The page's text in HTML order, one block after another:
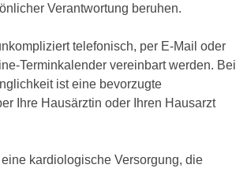
Verantwortung beruhen.
telefonisch, per E-Mail oder
Terminkalender vereinbart werden. Bei
ist eine bevorzugte
Ihre Hausärztin oder Ihren Hausarzt
kardiologische Versorgung, die